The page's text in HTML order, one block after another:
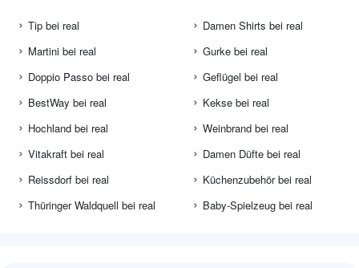
Tip bei real
Martini bei real
Doppio Passo bei real
BestWay bei real
Hochland bei real
Vitakraft bei real
Reissdorf bei real
Thüringer Waldquell bei real
Damen Shirts bei real
Gurke bei real
Geflügel bei real
Kekse bei real
Weinbrand bei real
Damen Düfte bei real
Küchenzubehör bei real
Baby-Spielzeug bei real